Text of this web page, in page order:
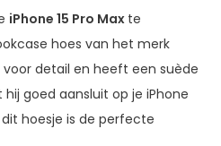
iPhone 15 Pro Max te
hoes van het merk
detail en heeft een suède
goed aansluit op je iPhone
hoesje is de perfecte